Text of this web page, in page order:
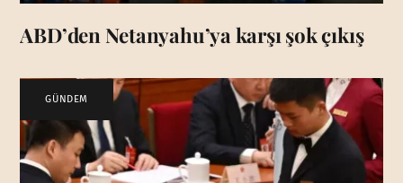
ABD’den Netanyahu’ya karşı şok çıkış
GÜNDEM